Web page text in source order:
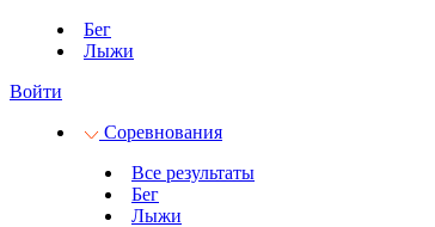
Бег
Лыжи
Войти
Соревнования
Все результаты
Бег
Лыжи